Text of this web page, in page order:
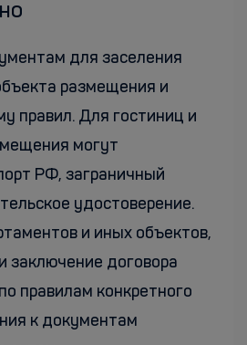
для заселения
размещения и
правил. Для гостиниц и
могут
РФ, заграничный
удостоверение.
и иных объектов,
заключение договора
правилам конкретного
к документам